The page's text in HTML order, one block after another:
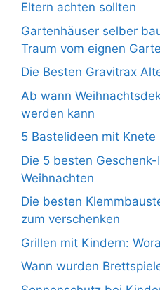
Eltern achten sollten
Gartenhäuser selber
Traum vom eignen
Die Besten Gravitrax
Ab wann
werden kann
5 Bastelideen mit Knete
Die 5 besten
Weihnachten
Die besten
zum verschenken
Grillen mit Kindern:
Wann wurden